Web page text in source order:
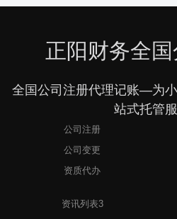
正阳财务全
全国公司注册代理记账—为
站式托管服
公司注册
公司变更
资质代办
资讯列表3